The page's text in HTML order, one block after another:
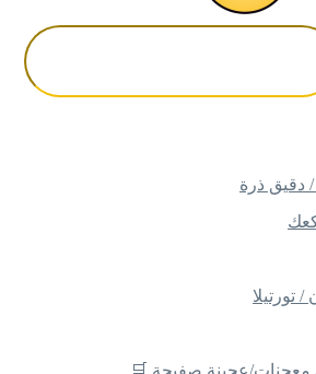
ذرة
تورتيلا
معجنات/عجينة صفيحة 🛒